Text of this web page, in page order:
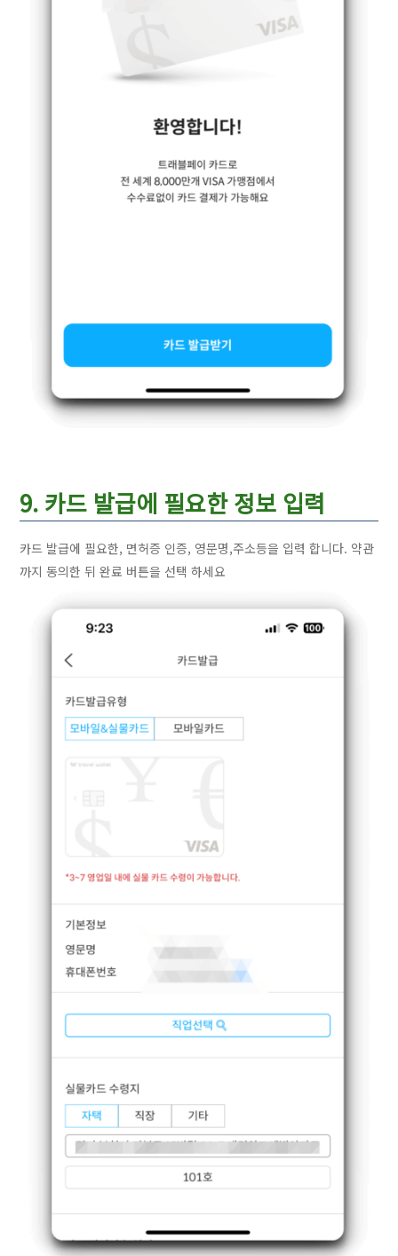
9. 카드 발급에 필요한 정보 입력
카드 발급에 필요한, 면허증 인증, 영문명,주소등을 입력 합니다. 약관
까지 동의한 뒤 완료 버튼을 선택 하세요